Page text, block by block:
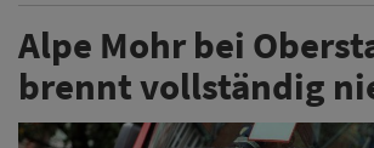
Alpe Mohr bei
brennt vollständig